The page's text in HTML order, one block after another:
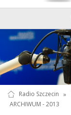
Radio Szczecin »
ARCHIWUM - 2013